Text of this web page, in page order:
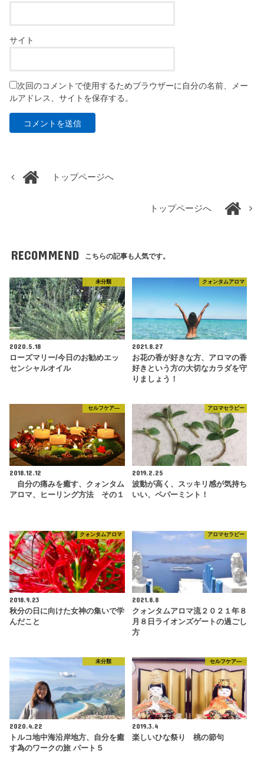
サイト
次回のコメントで使用するためブラウザーに自分の名前、メー
ルアドレス、サイトを保存する。
トップページへ
トップページへ
RECOMMEND こちらの記事も人気です。
未分類
2020.5.18
ローズマリー/今日のお勧めエッ
センシャルオイル
クォンタムアロマ
2021.8.27
お花の香が好きな方、アロマの香
好きという方の大切なカラダを守
りましょう！
セルフケア―
2018.12.12
自分の痛みを癒す、クォンタム
アロマ、ヒーリング方法 その１
アロマセラピー
2019.2.25
波動が高く、スッキリ感が気持ち
いい、ペパーミント！
クォンタムアロマ
2018.9.23
秋分の日に向けた女神の集いで学
んだこと
アロマセラピー
2021.8.8
クォンタムアロマ流２０２１年８
月８日ライオンズゲートの過ごし
方
未分類
2020.4.22
トルコ地中海沿岸地方、自分を癒
す為のワークの旅 パート５
セルフケア―
2019.3.4
楽しいひな祭り 桃の節句